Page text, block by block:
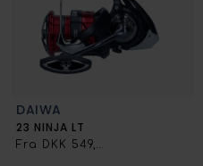
DAIWA
23 NINJA LT
Fra DKK 549,00